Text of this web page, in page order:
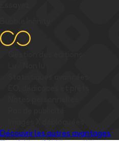
Découvrir les autres avantages